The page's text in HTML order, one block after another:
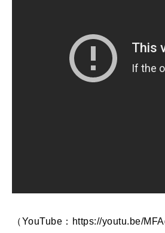
（YouTube：https://youtu.be/